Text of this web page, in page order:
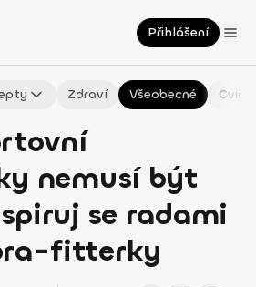
Přihlášení
Zdraví Všeobecné
nemusí být
se radami
fitterky